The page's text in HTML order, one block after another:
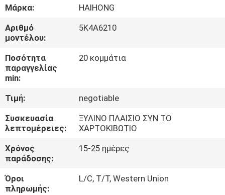
ΣΧΕΤΙΚΆ
ΜΕ
ΕΜΆΣ
ΕΠΙΣΚΈΨΕΙΣ
ΣΤΟ
ΈΛΕΓΧΟΣ
ΠΟΙΌΤΗΤΑΣ
ΕΠΙΚΟΙΝΩΝΉΣΤΕ
Μάρκα:
HAIHONG
Αριθμό
μοντέλου:
5K4A6210
Ποσότητα
παραγγελίας
min:
20 κομμάτια
Τιμή:
negotiable
Συσκευασία
λεπτομέρειες:
ΞΥΛΙΝΟ ΠΛΑΙΣΙΟ ΣΥΝ ΤΟ
ΧΑΡΤΟΚΙΒΩΤΙΟ
Χρόνος
παράδοσης:
15-25 ημέρες
Όροι
πληρωμής:
L/C, T/T, Western Union